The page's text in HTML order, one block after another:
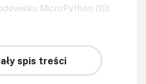
MicroPython (10).
spis treści